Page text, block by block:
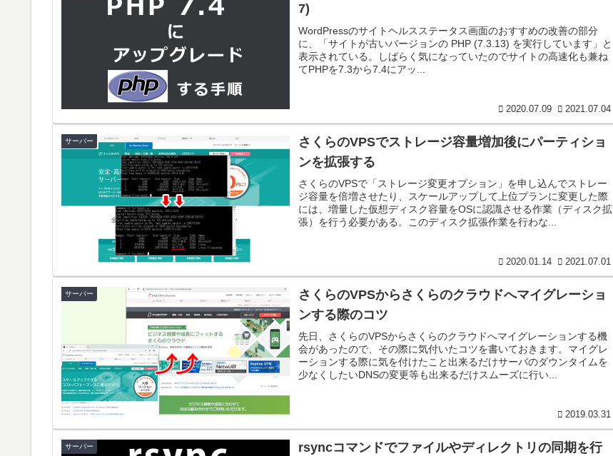
7)
WordPressのサイトヘルスステータス画面のおすすめの改善の部分
に、「サイトが古いバージョンの PHP (7.3.13) を実行しています」と
表示されている。しばらく気になっていたのでサイトの高速化も兼ね
てPHPを7.3から7.4にアッ...
2020.07.09 2021.07.04
サーバー
さくらのVPSでストレージ容量増加後にパーティショ
ンを拡張する
さくらのVPSで「ストレージ変更オプション」を申し込んでストレー
ジ容量を倍増させたり、スケールアップして上位プランに変更した際
には、増量した仮想ディスク容量をOSに認識させる作業（ディスク拡
張）を行う必要がある。このディスク拡張作業を行わな...
2020.01.14 2021.07.01
サーバー
さくらのVPSからさくらのクラウドへマイグレーショ
ンする際のコツ
先日、さくらのVPSからさくらのクラウドへマイグレーションする機
会があったので、その際に気付いたコツを書いておきます。マイグレ
ーションする際に気を付けたこと出来るだけサーバのダウンタイムを
少なくしたいDNSの変更等も出来るだけスムーズに行い...
2019.03.31
サーバー
rsyncコマンドでファイルやディレクトリの同期を行